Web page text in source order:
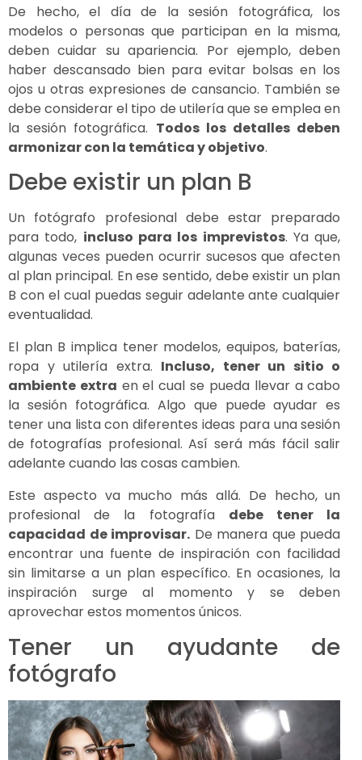
De hecho, el día de la sesión fotográfica, los
modelos o personas que participan en la misma,
deben cuidar su apariencia. Por ejemplo, deben
haber descansado bien para evitar bolsas en los
ojos u otras expresiones de cansancio. También se
debe considerar el tipo de utilería que se emplea en
la sesión fotográfica. Todos los detalles deben
armonizar con la temática y objetivo.
Debe existir un plan B
Un fotógrafo profesional debe estar preparado
para todo, incluso para los imprevistos. Ya que,
algunas veces pueden ocurrir sucesos que afecten
al plan principal. En ese sentido, debe existir un plan
B con el cual puedas seguir adelante ante cualquier
eventualidad.
El plan B implica tener modelos, equipos, baterías,
ropa y utilería extra. Incluso, tener un sitio o
ambiente extra en el cual se pueda llevar a cabo
la sesión fotográfica. Algo que puede ayudar es
tener una lista con diferentes ideas para una sesión
de fotografías profesional. Así será más fácil salir
adelante cuando las cosas cambien.
Este aspecto va mucho más allá. De hecho, un
profesional de la fotografía debe tener la
capacidad de improvisar. De manera que pueda
encontrar una fuente de inspiración con facilidad
sin limitarse a un plan específico. En ocasiones, la
inspiración surge al momento y se deben
aprovechar estos momentos únicos.
Tener un ayudante de
fotógrafo